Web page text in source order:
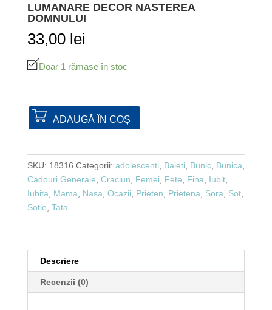
LUMANARE DECOR NASTEREA
DOMNULUI
33,00 lei
Doar 1 rămase în stoc
ADAUGĂ ÎN COȘ
SKU: 18316 Categorii: adolescenti Baieti Bunic, Bunica
Cadouri Generale Craciun Femei Fete Fina Iubit,
Iubita
Mama Nasa Ocazii Prieten Prietena Sora Sot,
Sotie Tata
Descriere
Recenzii (0)